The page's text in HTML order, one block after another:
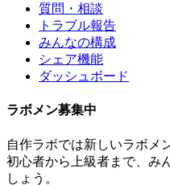
質問・相談
トラブル報告
みんなの構成
シェア機能
ダッシュボード
ラボメン募集中
自作ラボでは新しいラボメ
初心者から上級者まで、み
しょう。